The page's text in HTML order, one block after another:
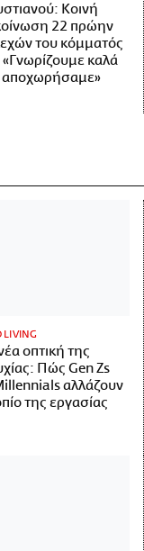
Κοινή
22 πρώην
του κόμματός
«Γνωρίζουμε καλά
αποχωρήσαμε»
LIVING
οπτική της
Πώς Gen Zs
αλλάζουν
της εργασίας